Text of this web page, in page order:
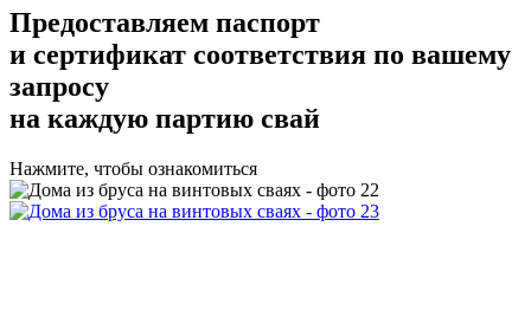
Предоставляем паспорт
и сертификат соответствия по вашему
запросу
на каждую партию свай
Нажмите, чтобы ознакомиться